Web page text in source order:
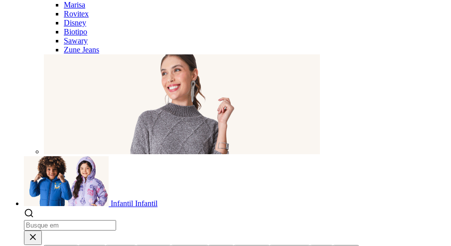
Marisa
Rovitex
Disney
Biotipo
Sawary
Zune Jeans
Infantil Infantil